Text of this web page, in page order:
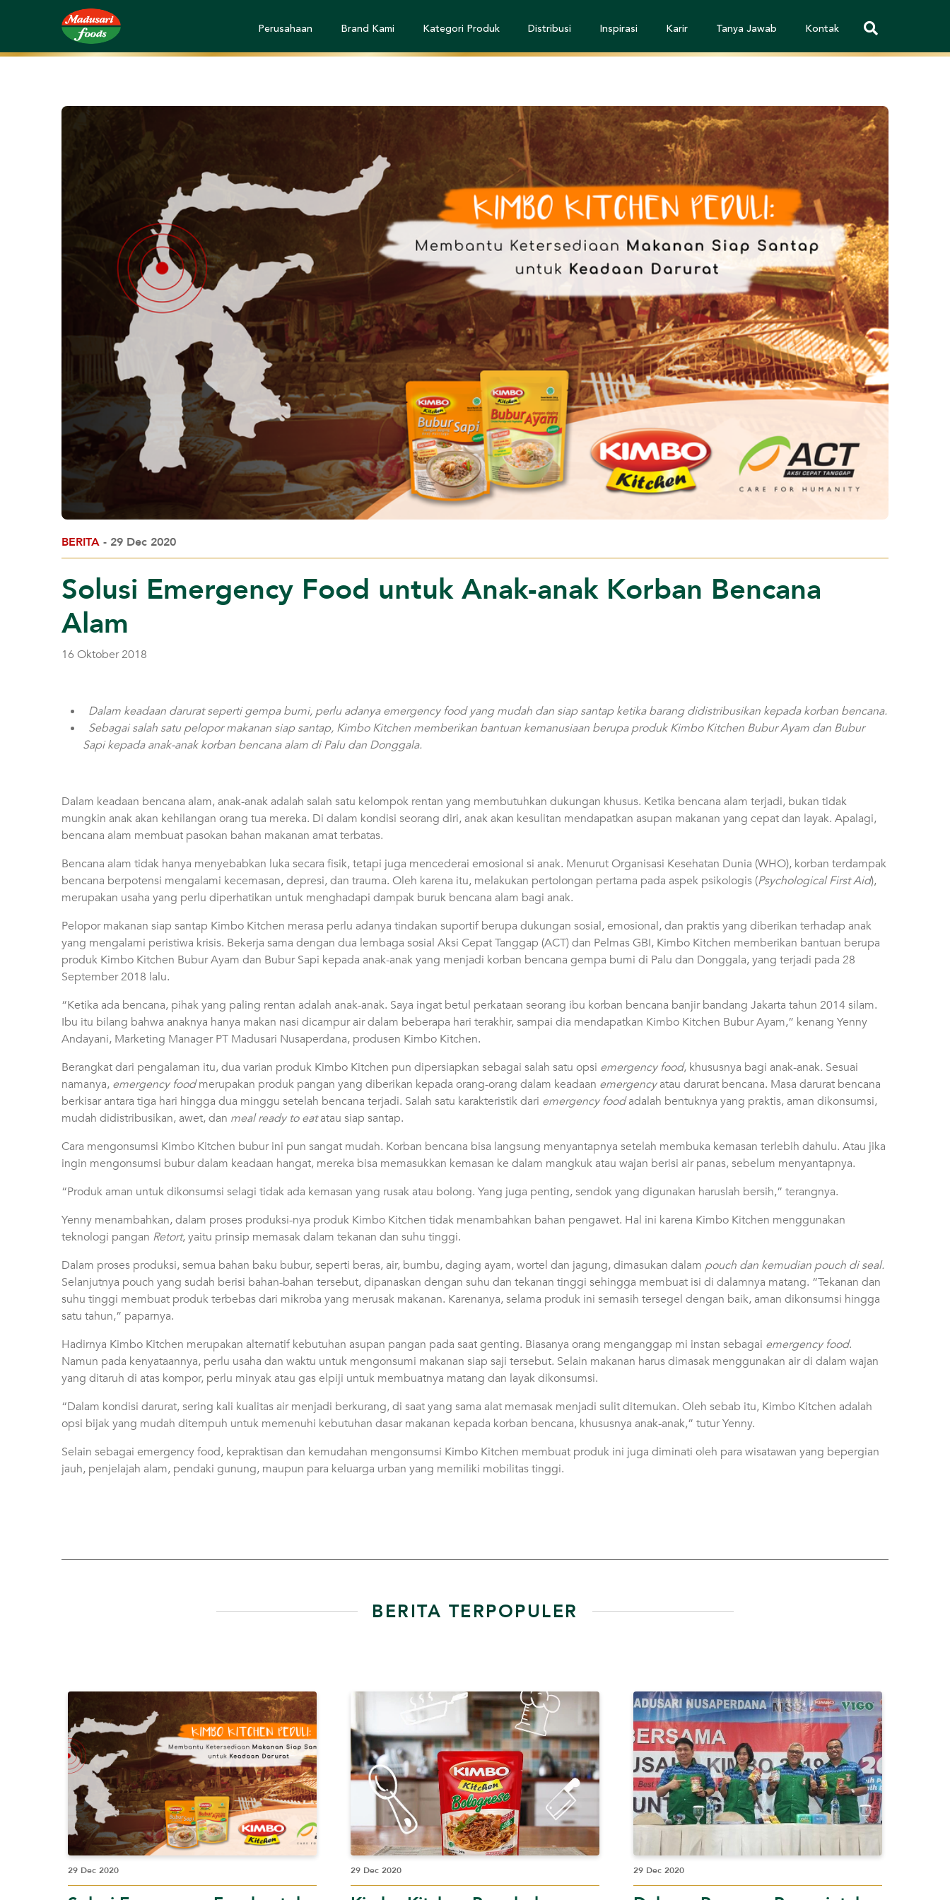
Perusahaan Brand Kami Kategori Produk Distribusi Inspirasi Karir Tanya Jawab Kontak
BERITA - 29 Dec 2020
Solusi Emergency Food untuk Anak-anak Korban Bencana
Alam
16 Oktober 2018
Dalam keadaan darurat seperti gempa bumi, perlu adanya emergency food yang mudah dan siap santap ketika barang didistribusikan kepada korban bencana.
Sebagai salah satu pelopor makanan siap santap, Kimbo Kitchen memberikan bantuan kemanusiaan berupa produkKimbo Kitchen Bubur Ayam dan Bubur
Sapi kepada anak-anak korban bencana alam di Palu dan Donggala.
Dalam keadaan bencana alam, anak-anak adalah salah satu kelompok rentan yang membutuhkan dukungan khusus. Ketika bencana alam terjadi, bukan tidak
mungkin anak akan kehilangan orang tua mereka. Di dalam kondisi seorang diri, anak akan kesulitan mendapatkan asupan makanan yang cepat dan layak. Apalagi,
bencana alam membuat pasokan bahan makanan amat terbatas.
Bencana alam tidak hanya menyebabkan luka secara fisik, tetapi juga mencederai emosional si anak. Menurut Organisasi Kesehatan Dunia (WHO), korban terdampak
bencana berpotensi mengalami kecemasan, depresi, dan trauma. Oleh karena itu, melakukan pertolongan pertama pada aspek psikologis (Psychological First Aid),
merupakan usaha yang perlu diperhatikan untuk menghadapi dampak buruk bencana alam bagi anak.
Pelopor makanan siap santap Kimbo Kitchen merasa perlu adanya tindakan suportif berupa dukungan sosial, emosional, dan praktis yang diberikan terhadap anak
yang mengalami peristiwa krisis. Bekerja sama dengan dua lembaga sosial Aksi Cepat Tanggap (ACT) dan PelmasGBI, Kimbo Kitchen memberikan bantuan berupa
produk Kimbo Kitchen Bubur Ayam dan Bubur Sapi kepada anak-anak yang menjadi korban bencana gempa bumi di Palu dan Donggala, yang terjadi pada 28
September 2018 lalu.
“Ketika ada bencana, pihak yang paling rentan adalah anak-anak. Saya ingat betul perkataan seorang ibu korban bencana banjir bandang Jakarta tahun 2014 silam.
Ibu itu bilang bahwa anaknya hanya makan nasi dicampur air dalam beberapa hari terakhir, sampai dia mendapatkan Kimbo Kitchen Bubur Ayam,” kenang Yenny
Andayani, Marketing Manager PT Madusari Nusaperdana, produsen Kimbo Kitchen.
Berangkat dari pengalaman itu, dua varian produk Kimbo Kitchen pun dipersiapkan sebagai salah satu opsi emergency food, khususnya bagi anak-anak. Sesuai
namanya, emergency foodmerupakan produk pangan yang diberikan kepada orang-orang dalam keadaan emergencyatau darurat bencana. Masa darurat bencana
berkisar antara tiga hari hingga dua minggu setelah bencana terjadi. Salah satu karakteristik dari emergency foodadalah bentuknya yang praktis, aman dikonsumsi,
mudah didistribusikan, awet, dan meal ready to eatatau siap santap.
Cara mengonsumsi Kimbo Kitchen bubur ini pun sangat mudah. Korban bencana bisa langsung menyantapnya setelah membuka kemasan terlebih dahulu. Atau jika
ingin mengonsumsi bubur dalam keadaan hangat, mereka bisa memasukkan kemasan ke dalam mangkuk atau wajan berisi air panas, sebelum menyantapnya.
“Produk aman untuk dikonsumsi selagi tidak ada kemasan yang rusak atau bolong. Yang juga penting, sendok yang digunakan haruslah bersih,” terangnya.
Yenny menambahkan,dalam proses produksi-nya produk Kimbo Kitchen tidak menambahkan bahan pengawet. Hal ini karena Kimbo Kitchen menggunakan
teknologi pangan Retort, yaitu prinsip memasak dalam tekanan dan suhu tinggi.
Dalam proses produksi, semua bahan baku bubur, seperti beras, air, bumbu, daging ayam, wortel dan jagung, dimasukan dalam pouch dan kemudian pouch di seal.
Selanjutnya pouch yang sudah berisi bahan-bahan tersebut, dipanaskan dengan suhu dan tekanan tinggi sehingga membuat isi di dalamnya matang. “Tekanan dan
suhu tinggi membuat produk terbebas dari mikroba yang merusak makanan. Karenanya, selama produk ini semasih tersegel dengan baik, aman dikonsumsi hingga
satu tahun,” paparnya.
Hadirnya Kimbo Kitchen merupakan alternatif kebutuhan asupan pangan pada saat genting. Biasanya orang menganggap mi instan sebagai emergency food.
Namun pada kenyataannya, perlu usaha dan waktu untuk mengonsumi makanan siap saji tersebut. Selain makanan harus dimasak menggunakan air di dalam wajan
yang ditaruh di atas kompor, perlu minyak atau gas elpiji untuk membuatnya matang dan layak dikonsumsi.
“Dalam kondisi darurat, sering kali kualitas air menjadi berkurang, di saat yang sama alat memasak menjadi sulit ditemukan. Oleh sebab itu, Kimbo Kitchen adalah
opsi bijak yang mudah ditempuh untuk memenuhi kebutuhan dasar makanan kepada korban bencana, khususnya anak-anak,” tutur Yenny.
Selain sebagai emergency food, kepraktisan dan kemudahan mengonsumsi Kimbo Kitchen membuat produk ini juga diminati oleh para wisatawan yang bepergian
jauh, penjelajah alam, pendaki gunung, maupun para keluarga urban yang memiliki mobilitas tinggi.
BERITA TERPOPULER
29 Dec 2020 29 Dec 2020 29 Dec 2020